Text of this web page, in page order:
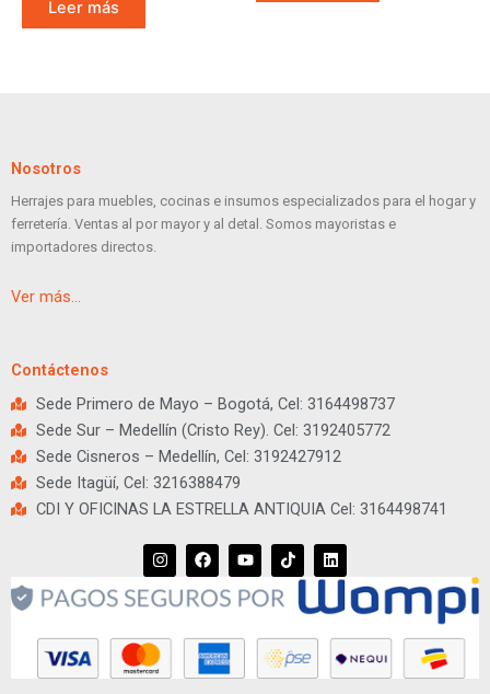
Leer más
Nosotros
Herrajes para muebles, cocinas e insumos especializados para el hogar y
ferretería. Ventas al por mayor y al detal. Somos mayoristas e
importadores directos.
Ver más…
Contáctenos
Sede Primero de Mayo – Bogotá, Cel: 3164498737
Sede Sur – Medellín (Cristo Rey). Cel: 3192405772
Sede Cisneros – Medellín, Cel: 3192427912
Sede Itagüí, Cel: 3216388479
CDI Y OFICINAS LA ESTRELLA ANTIQUIA Cel: 3164498741
I
n
s
t
g
r
a
m
F
a
c
e
o
o
k
Y
o
u
t
b
T
i
k
k
L
i
n
k
e
d
n